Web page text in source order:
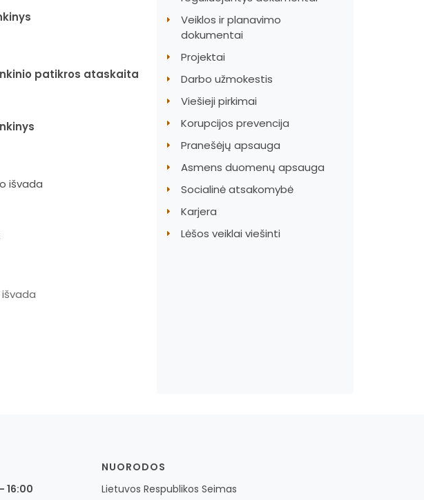
patikros ataskaita
išvada
Veiklos ir planavimo
dokumentai
Projektai
Darbo užmokestis
Viešieji pirkimai
Korupcijos prevencija
Pranešėjų apsauga
Asmens duomenų apsauga
Socialinė atsakomybė
Karjera
Lėšos veiklai viešinti
16:00
NUORODOS
Lietuvos Respublikos Seimas